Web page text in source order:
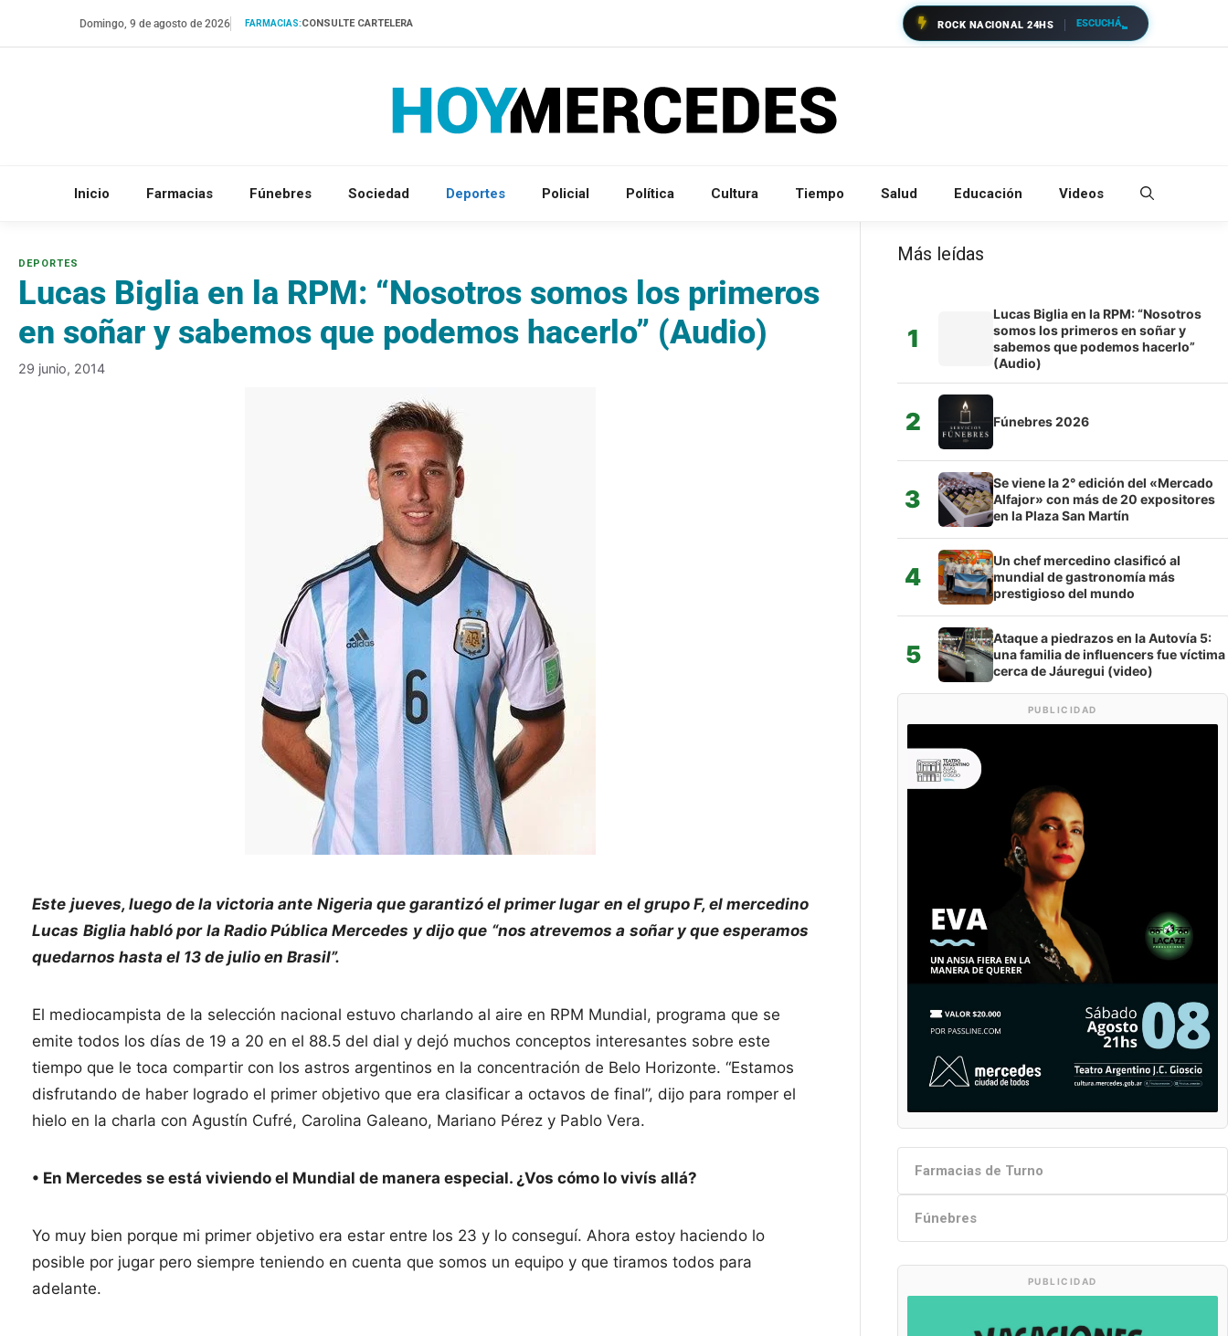
Domingo, 9 de agosto de 2026 FARMACIAS:CONSULTE CARTELERA ROCK NACIONAL 24HS ESCUCHÁ
Inicio Farmacias Fúnebres Sociedad Deportes Policial Política Cultura Tiempo Salud Educación Videos
Lucas Biglia en la RPM: “Nosotros somos los primeros
en soñar y sabemos que podemos hacerlo” (Audio)
29 junio, 2014
Este jueves, luego de la victoria ante Nigeria que garantizó el primer lugar en el grupo F, el mercedino
Lucas Biglia habló por la Radio Pública Mercedes y dijo que “nos atrevemos a soñar y que esperamos
quedarnos hasta el 13 de julio en Brasil”.
El mediocampista de la selección nacional estuvo charlando al aire en RPM Mundial, programa que se
emite todos los días de 19 a 20 en el 88.5 del dial y dejó muchos conceptos interesantes sobre este
tiempo que le toca compartir con los astros argentinos en la concentración de Belo Horizonte. “Estamos
disfrutando de haber logrado el primer objetivo que era clasificar a octavos de final”, dijo para romper el
hielo en la charla con Agustín Cufré, Carolina Galeano, Mariano Pérez y Pablo Vera.
• En Mercedes se está viviendo el Mundial de manera especial. ¿Vos cómo lo vivís allá?
Yo muy bien porque mi primer objetivo era estar entre los 23 y lo conseguí. Ahora estoy haciendo lo
posible por jugar pero siempre teniendo en cuenta que somos un equipo y que tiramos todos para
adelante.
Más leídas
1
Lucas Biglia en la RPM: “Nosotros
somos los primeros en soñar y
sabemos que podemos hacerlo”
(Audio)
2 Fúnebres 2026
3
Se viene la 2° edición del «Mercado
Alfajor» con más de 20 expositores
en la Plaza San Martín
4
Un chef mercedino clasificó al
mundial de gastronomía más
prestigioso del mundo
5
Ataque a piedrazos en la Autovía 5:
una familia de influencers fue víctima
cerca de Jáuregui (video)
PUBLICIDAD
Farmacias de Turno
Fúnebres
PUBLICIDAD